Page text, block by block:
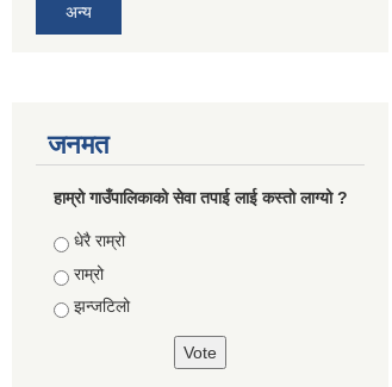
अन्य
जनमत
हाम्रो गाउँपालिकाको सेवा तपाई लाई कस्तो लाग्यो ?
Choices
धेरै राम्रो
राम्रो
झन्जटिलो